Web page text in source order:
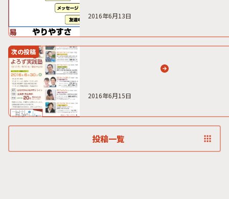
2016年6月13日
次の投稿
2016年6月15日
投稿一覧